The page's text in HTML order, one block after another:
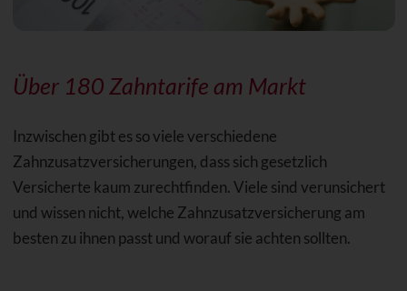
Über 180 Zahntarife am Markt
Inzwischen gibt es so viele verschiedene
Zahnzusatzversicherungen, dass sich gesetzlich
Versicherte kaum zurechtfinden. Viele sind verunsichert
und wissen nicht, welche Zahnzusatzversicherung am
besten zu ihnen passt und worauf sie achten sollten.